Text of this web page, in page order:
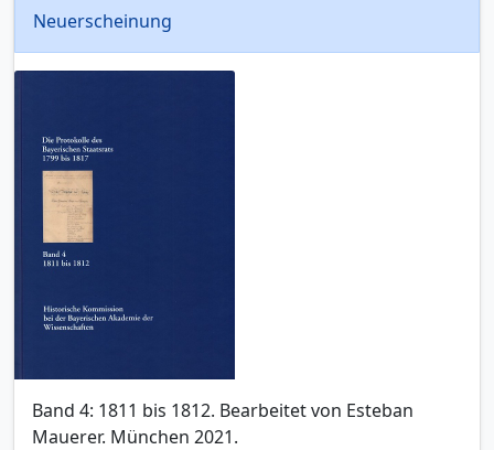
Neuerscheinung
Band 4: 1811 bis 1812. Bearbeitet von Esteban
Mauerer. München 2021.